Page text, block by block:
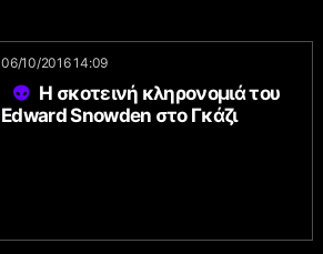
06/10/2016 14:09
Η σκοτεινή κληρονομιά του
Edward Snowden στο Γκάζι